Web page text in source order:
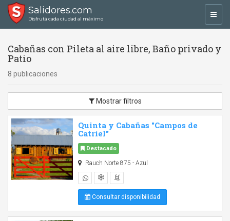
Salidores.com
Disfrutá cada ciudad al máximo
Cabañas con Pileta al aire libre, Baño privado y
Patio
8 publicaciones
Mostrar filtros
Quinta y Cabañas "Campos de
Catriel"
Destacado
Rauch Norte 875 - Azul
Consultar disponibilidad